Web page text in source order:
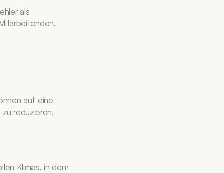
als
auf eine
reduzieren,
Klimas, in dem